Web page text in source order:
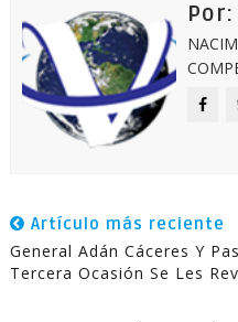
Artículo más reciente
General Adán Cáceres Y
Tercera Ocasión Se Les